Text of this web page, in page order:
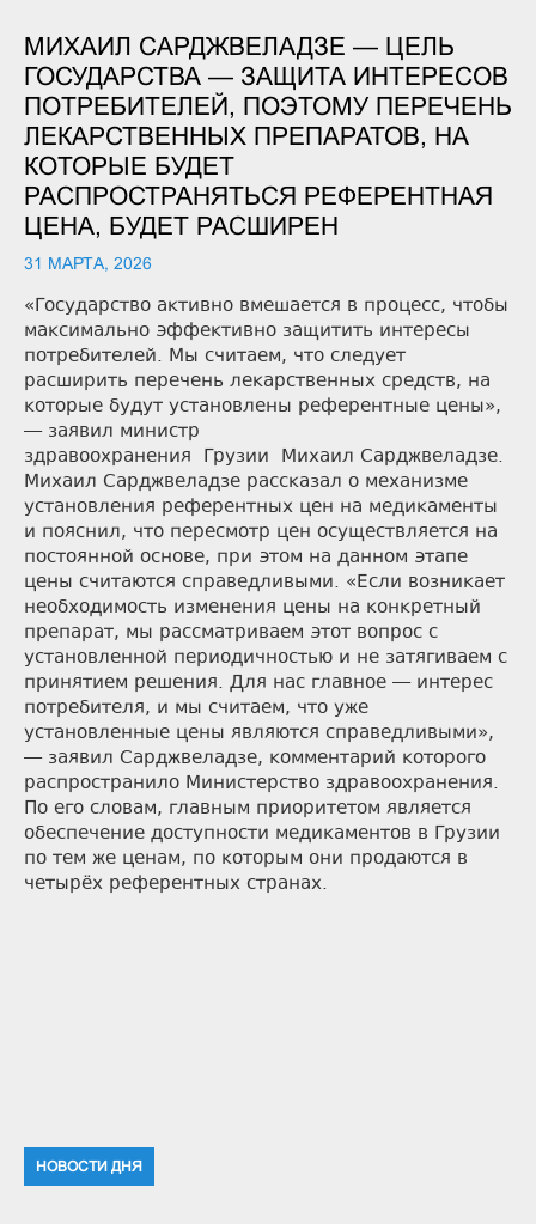
МИХАИЛ САРДЖВЕЛАДЗЕ — ЦЕЛЬ
ГОСУДАРСТВА — ЗАЩИТА ИНТЕРЕСОВ
ПОТРЕБИТЕЛЕЙ, ПОЭТОМУ ПЕРЕЧЕНЬ
ЛЕКАРСТВЕННЫХ ПРЕПАРАТОВ, НА
КОТОРЫЕ БУДЕТ
РАСПРОСТРАНЯТЬСЯ РЕФЕРЕНТНАЯ
ЦЕНА, БУДЕТ РАСШИРЕН
31 МАРТА, 2026
«Государство активно вмешается в процесс, чтобы
максимально эффективно защитить интересы
потребителей. Мы считаем, что следует
расширить перечень лекарственных средств, на
которые будут установлены референтные цены»,
— заявил министр
здравоохранения Грузии Михаил Сарджвеладзе.
Михаил Сарджвеладзе рассказал о механизме
установления референтных цен на медикаменты
и пояснил, что пересмотр цен осуществляется на
постоянной основе, при этом на данном этапе
цены считаются справедливыми. «Если возникает
необходимость изменения цены на конкретный
препарат, мы рассматриваем этот вопрос с
установленной периодичностью и не затягиваем с
принятием решения. Для нас главное — интерес
потребителя, и мы считаем, что уже
установленные цены являются справедливыми»,
— заявил Сарджвеладзе, комментарий которого
распространило Министерство здравоохранения.
По его словам, главным приоритетом является
обеспечение доступности медикаментов в Грузии
по тем же ценам, по которым они продаются в
четырёх референтных странах.
НОВОСТИ ДНЯ